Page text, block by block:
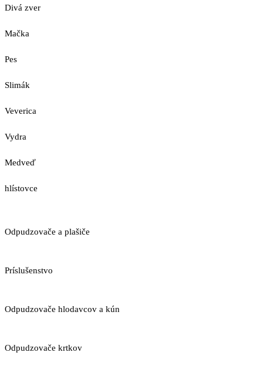
Divá zver
Mačka
Pes
Slimák
Veverica
Vydra
Medveď
hlístovce
Odpudzovače a plašiče
Príslušenstvo
Odpudzovače hlodavcov a kún
Odpudzovače krtkov